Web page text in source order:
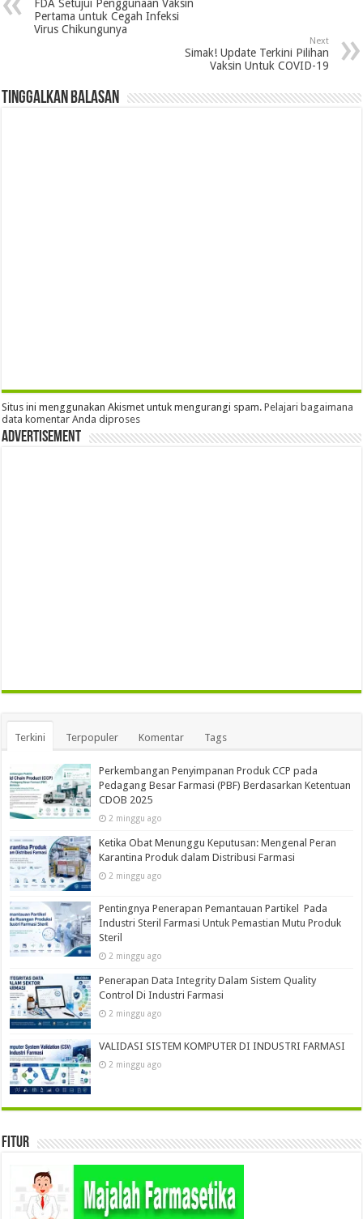
FDA Setujui Penggunaan Vaksin
Pertama untuk Cegah Infeksi
Virus Chikungunya
Next
Simak! Update Terkini Pilihan
Vaksin Untuk COVID-19
Tinggalkan Balasan
Situs ini menggunakan Akismet untuk mengurangi spam.Pelajari bagaimana
data komentar Anda diproses
Advertisement
Terkini Terpopuler Komentar Tags
Perkembangan Penyimpanan Produk CCP pada
Pedagang Besar Farmasi (PBF) Berdasarkan Ketentuan
CDOB 2025
2 minggu ago
Ketika Obat Menunggu Keputusan: Mengenal Peran
Karantina Produk dalam Distribusi Farmasi
2 minggu ago
Pentingnya Penerapan Pemantauan Partikel Pada
Industri Steril Farmasi Untuk Pemastian Mutu Produk
Steril
2 minggu ago
Penerapan Data Integrity Dalam Sistem Quality
Control Di Industri Farmasi
2 minggu ago
VALIDASI SISTEM KOMPUTER DI INDUSTRI FARMASI
2 minggu ago
Fitur